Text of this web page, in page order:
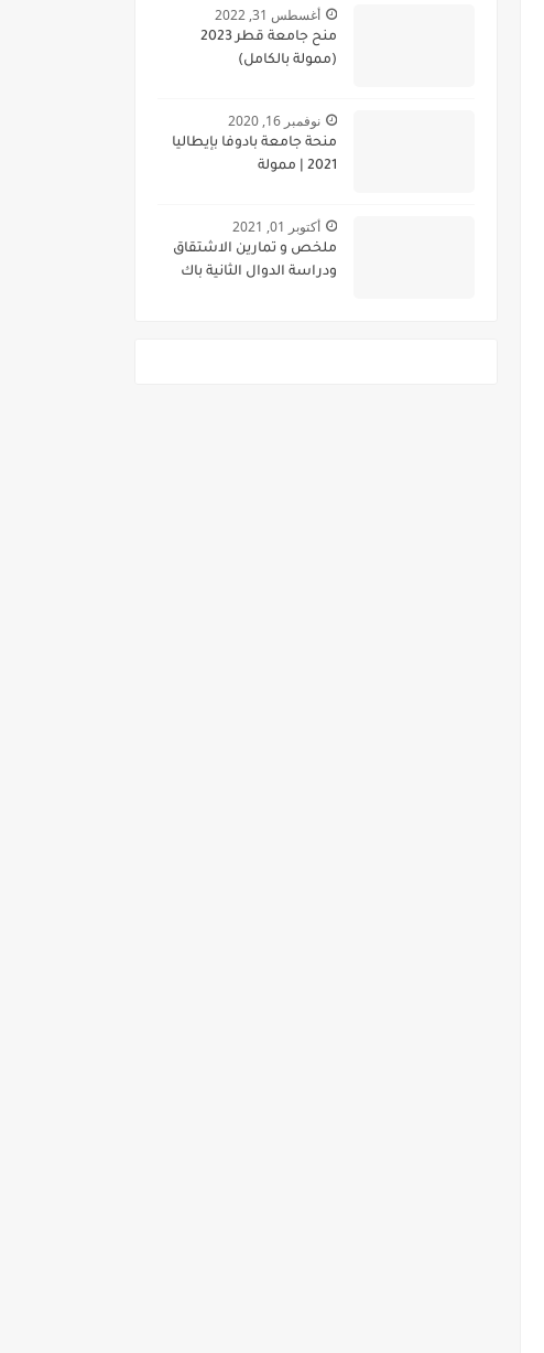
أغسطس 31, 2022
منح جامعة قطر 2023
(ممولة بالكامل)
نوفمبر 16, 2020
منحة جامعة بادوفا بإيطاليا
2021 | ممولة
أكتوبر 01, 2021
ملخص و تمارين الاشتقاق
ودراسة الدوال الثانية باك